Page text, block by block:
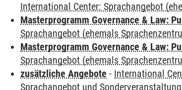
International Center: Sprachangebot
Masterprogramm Governance & Law:
Sprachangebot (ehemals
Masterprogramm Governance & Law:
Sprachangebot (ehemals
zusätzliche Angebote - International
Sprachangebot und